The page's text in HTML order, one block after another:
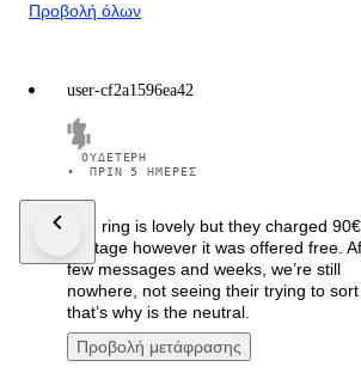
Προβολή όλων
user-cf2a1596ea42
ΟΥΔΈΤΕΡΗ
•
ΠΡΙΝ 5 ΗΜΈΡΕΣ
The ring is lovely but they charged
postage however it was offered free.
few messages and weeks, we’re still
nowhere, not seeing their trying to
that’s why is the neutral.
Προβολή μετάφρασης